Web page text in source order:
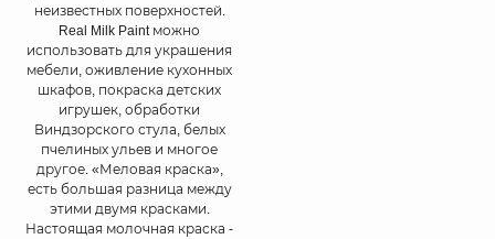
неизвестных поверхностей.
Real Milk Paint можно
использовать для украшения
мебели, оживление кухонных
шкафов, покраска детских
игрушек, обработки
Виндзорского стула, белых
пчелиных ульев и многое
другое. «Меловая краска»,
есть большая разница между
этими двумя красками.
Настоящая молочная краска -